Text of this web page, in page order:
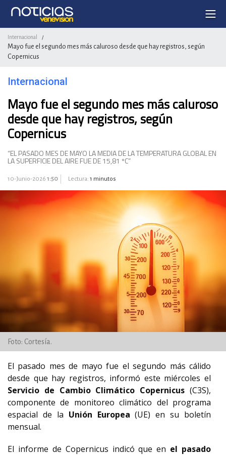
Internacional /
Mayo fue el segundo mes más caluroso desde que hay registros, según
Copernicus
Internacional
Mayo fue el segundo mes más caluroso
desde que hay registros, según
Copernicus
“EL PASADO MES DE MAYO LA MEDIA DE LA TEMPERATURA GLOBAL EN
LA SUPERFICIE DEL AIRE FUE DE 15,81 ºC”
10-Junio-2026 1:50 Lectura: 1 minutos
Foto: Cortesía.
El pasado mes de mayo fue el segundo más cálido
desde que hay registros, informó este miércoles el
Servicio de Cambio Climático Copernicus (C3S),
componente de monitoreo climático del programa
espacial de la Unión Europea(UE) en su boletín
mensual.
El informe de Copernicus indicó que en el pasado